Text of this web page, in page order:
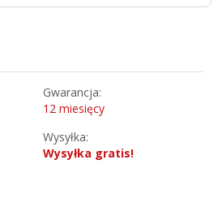
Gwarancja:
12 miesięcy
Wysyłka:
Wysyłka gratis!